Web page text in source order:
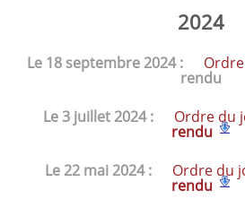
2024
Le 18 septembre 2024 :
rendu
Le 3 juillet 2024 :
Ordre du
rendu
Le 22 mai 2024 :
Ordre du
rendu